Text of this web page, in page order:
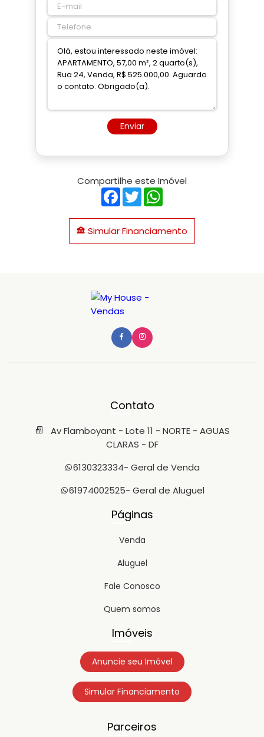
Enviar
Compartilhe este Imóvel
Facebook
Twitter
Simular Financiamento
Contato
Av Flamboyant - Lote 11 - NORTE - AGUAS
CLARAS - DF
6130323334- Geral de Venda
61974002525- Geral de Aluguel
Páginas
Venda
Aluguel
Fale Conosco
Quem somos
Imóveis
Anuncie seu Imóvel
Simular Financiamento
Parceiros